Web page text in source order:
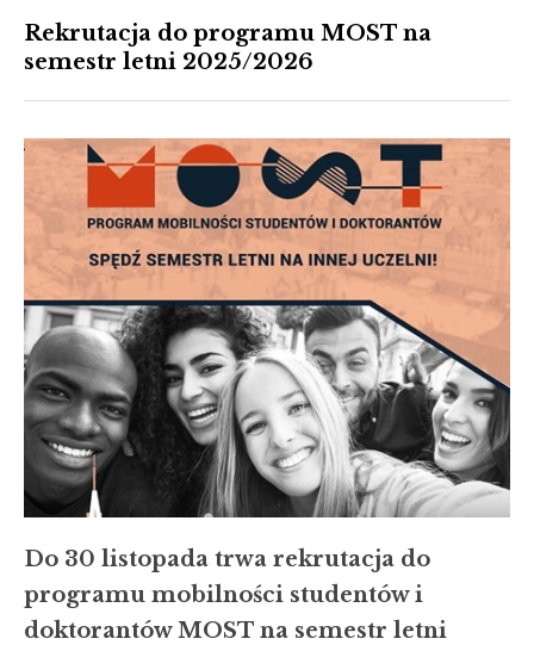
Rekrutacja do programu MOST na
semestr letni 2025/2026
Do 30 listopada trwa rekrutacja do
programu mobilności studentów i
doktorantów MOST na semestr letni